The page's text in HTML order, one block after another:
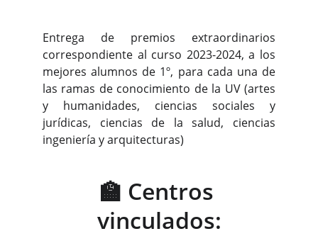
Entrega de premios extraordinarios
correspondiente al curso 2023-2024, a los
mejores alumnos de 1º, para cada una de
las ramas de conocimiento de la UV (artes
y humanidades, ciencias sociales y
jurídicas, ciencias de la salud, ciencias
ingeniería y arquitecturas)
🏫 Centros
vinculados: